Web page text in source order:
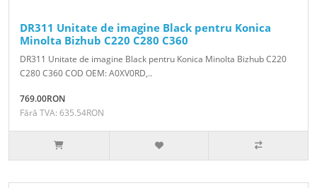
DR311 Unitate de imagine Black pentru Konica
Minolta Bizhub C220 C280 C360
DR311 Unitate de imagine Black pentru Konica Minolta Bizhub C220
C280 C360 COD OEM: A0XV0RD,..
769.00RON
Fără TVA: 635.54RON